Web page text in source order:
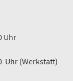
Uhr
Uhr (Werkstatt)